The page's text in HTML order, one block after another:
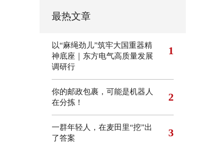
最热文章
以“麻绳劲儿”筑牢大国重器精
神底座｜东方电气高质量发展
调研行
1
你的邮政包裹，可能是机器人
在分拣！
2
一群年轻人，在麦田里“挖”出
了答案
3